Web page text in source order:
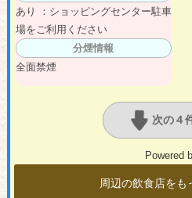
あり ：ショッピングセンター駐車
場をご利用ください
分煙情報
全面禁煙
次の４
Powered
周辺の飲食店を